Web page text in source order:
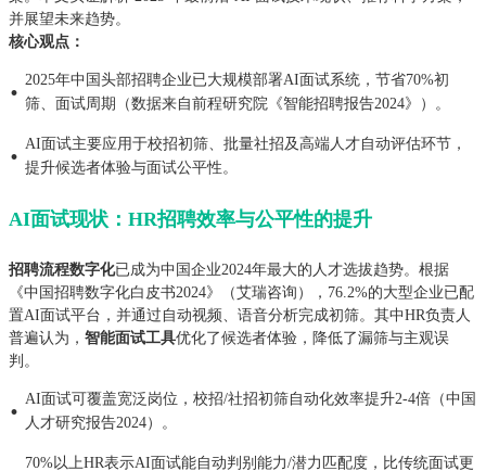
并展望未来趋势。
核心观点：
· 2025年中国头部招聘企业已大规模部署AI面试系统，节省70%初
筛、面试周期（数据来自前程研究院《智能招聘报告2024》）。
· AI面试主要应用于校招初筛、批量社招及高端人才自动评估环节，
提升候选者体验与面试公平性。
AI面试现状：HR招聘效率与公平性的提升
招聘流程数字化已成为中国企业2024年最大的人才选拔趋势。根据
《中国招聘数字化白皮书2024》（艾瑞咨询），76.2%的大型企业已配
置AI面试平台，并通过自动视频、语音分析完成初筛。其中HR负责人
普遍认为， 智能面试工具优化了候选者体验，降低了漏筛与主观误
判。
· AI面试可覆盖宽泛岗位，校招/社招初筛自动化效率提升2-4倍（中国
人才研究报告2024）。
70%以上HR表示AI面试能自动判别能力/潜力匹配度，比传统面试更